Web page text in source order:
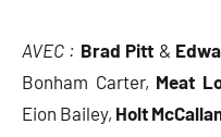
AVEC : Brad Pitt &
Bonham Carter, Meat
Eion Bailey, Holt